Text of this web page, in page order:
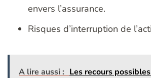
envers l’assurance.
Risques d’interruption de
A lire aussi : Les recours